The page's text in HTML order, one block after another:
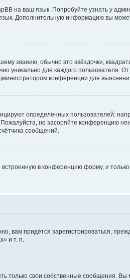
на ваш язык. Попробуйте узнать у
Дополнительную информацию вы
званию, обычно это звёздочки,
для каждого пользователя.
конференции для
определённых пользователей:
не засоряйте конференцию
сообщений.
в конференцию форму, и
придётся зарегистрироваться,
и т. п.
свои собственные сообщения. Вы